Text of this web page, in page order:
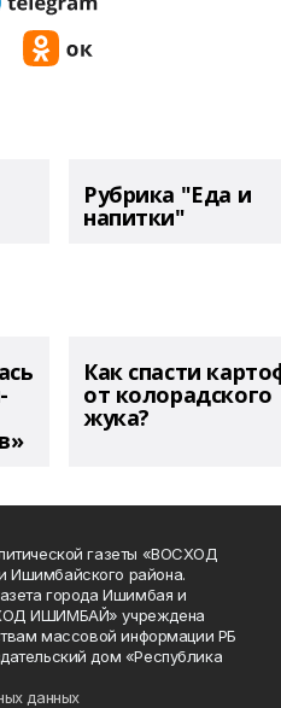
Рубрика "Еда и
напитки"
Как спасти
от колорадского
жука?
газеты «ВОСХОД
района.
города Ишимбая и
ИШИМБАЙ» учреждена
массовой информации РБ
дом «Республика
данных